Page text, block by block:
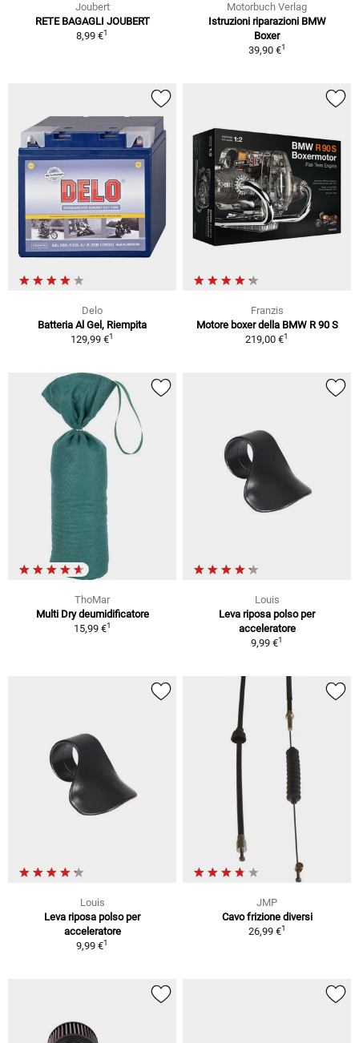
Joubert
RETE BAGAGLI JOUBERT
8,99 €1
Motorbuch Verlag
Istruzioni riparazioni BMW
Boxer
39,90 €1
Delo
Batteria Al Gel, Riempita
129,99 €1
Franzis
Motore boxer della BMW R 90 S
219,00 €1
ThoMar
Multi Dry deumidificatore
15,99 €1
Louis
Leva riposa polso per
acceleratore
9,99 €1
Louis
Leva riposa polso per
acceleratore
9,99 €1
JMP
Cavo frizione diversi
26,99 €1